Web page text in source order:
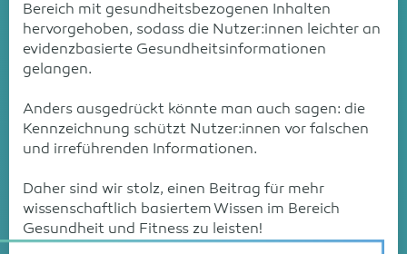
Bereich mit gesundheitsbezogenen Inhalten
hervorgehoben, sodass die Nutzer:innen leichter an
evidenzbasierte Gesundheitsinformationen
gelangen.
Anders ausgedrückt könnte man auch sagen: die
Kennzeichnung schützt Nutzer:innen vor falschen
und irreführenden Informationen.
Daher sind wir stolz, einen Beitrag für mehr
wissenschaftlich basiertem Wissen im Bereich
Gesundheit und Fitness zu leisten!